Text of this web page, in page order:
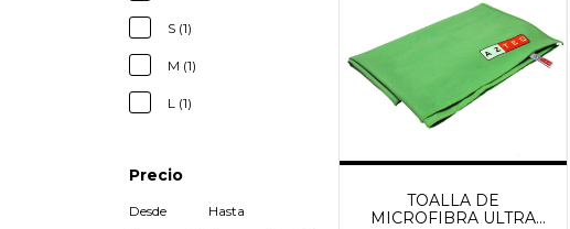
S (1)
M (1)
L (1)
Precio
Desde Hasta
TOALLA DE
MICROFIBRA ULTRA